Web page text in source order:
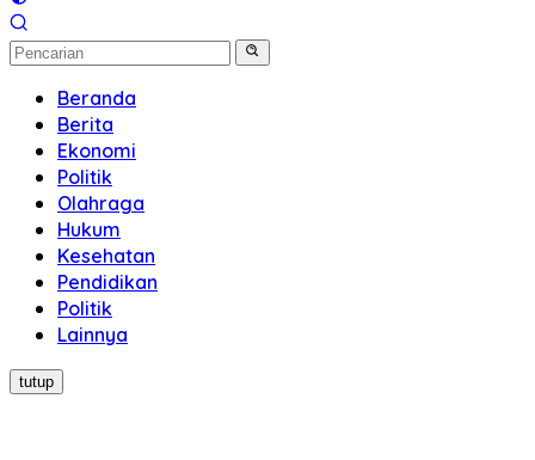
Beranda
Berita
Ekonomi
Politik
Olahraga
Hukum
Kesehatan
Pendidikan
Politik
Lainnya
tutup